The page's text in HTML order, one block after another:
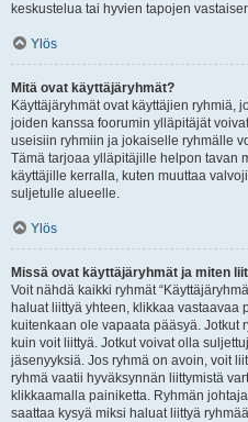
keskustelua tai hyvien tapojen
Ylös
Mitä ovat käyttäjäryhmät?
Käyttäjäryhmät ovat käyttäjien ryhmiä,
joiden kanssa foorumin ylläpitäjät
useisiin ryhmiin ja jokaiselle ryhmälle
Tämä tarjoaa ylläpitäjille helpon tavan
käyttäjille kerralla, kuten muuttaa
suljetulle alueelle.
Ylös
Missä ovat käyttäjäryhmät ja miten
Voit nähdä kaikki ryhmät
haluat liittyä yhteen, klikkaa vastaavaa
kuitenkaan ole vapaata pääsyä. Jotkut
kuin voit liittyä. Jotkut voivat olla
jäsenyyksiä. Jos ryhmä on avoin, voit
ryhmä vaatii hyväksynnän liittymistä
klikkaamalla painiketta. Ryhmän
saattaa kysyä miksi haluat liittyä